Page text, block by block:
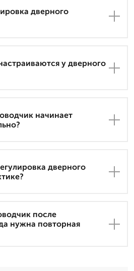
дверного
у дверного
начинает
дверного
после
нужна повторная